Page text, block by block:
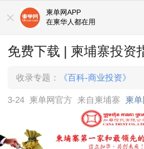
柬单网APP
在柬华人都在用
免费下载 | 柬埔寨投资
收录专题： 《百科-商业投资》
3-24 柬单网官方 来自柬埔寨 柬单